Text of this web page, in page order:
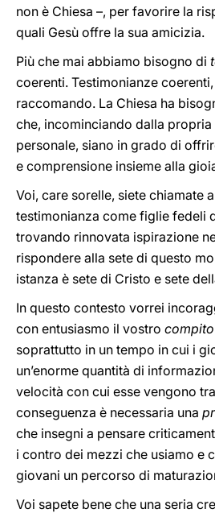
non è Chiesa –, per favorire la
quali Gesù offre la sua amicizia.
Più che mai abbiamo bisogno di
coerenti. Testimonianze
raccomando. La Chiesa ha
che, incominciando dalla
personale, siano in grado di
e comprensione insieme alla
Voi, care sorelle, siete chiamate
testimonianza come figlie fedeli
trovando rinnovata ispirazione
rispondere alla sete di questo
istanza è sete di Cristo e sete
In questo contesto vorrei
con entusiasmo il vostro
soprattutto in un tempo in cui i
un’enorme quantità di
velocità con cui esse vengono
conseguenza è necessaria una
che insegni a pensare
i contro dei mezzi che usiamo e
giovani un percorso di
Voi sapete bene che una seria